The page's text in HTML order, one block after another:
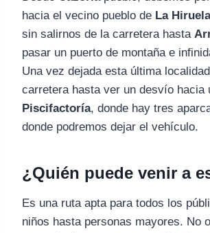
hacia el vecino pueblo de La Hiruela
sin salirnos de la carretera hasta
pasar un puerto de montaña e
Una vez dejada esta última
carretera hasta ver un desvío hacia
Piscifactoría, donde hay tres
donde podremos dejar el vehículo.
¿Quién puede venir a
Es una ruta apta para todos los
niños hasta personas mayores. No